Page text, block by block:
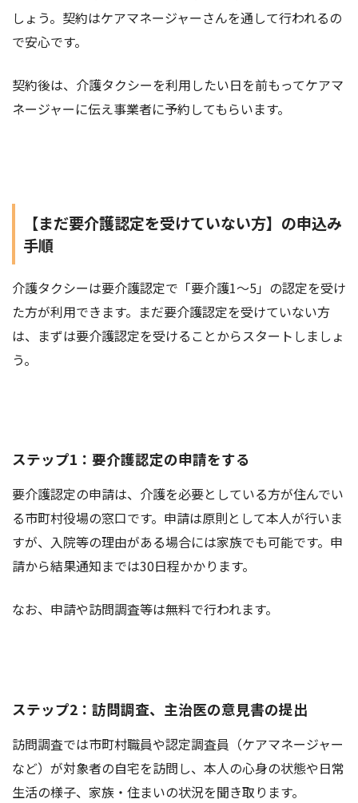
しょう。契約はケアマネージャーさんを通して行われるの
で安心です。
契約後は、介護タクシーを利用したい日を前もってケアマ
ネージャーに伝え事業者に予約してもらいます。
【まだ要介護認定を受けていない方】の申込み
手順
介護タクシーは要介護認定で「要介護1～5」の認定を受け
た方が利用できます。まだ要介護認定を受けていない方
は、まずは要介護認定を受けることからスタートしましょ
う。
ステップ1：要介護認定の申請をする
要介護認定の申請は、介護を必要としている方が住んでい
る市町村役場の窓口です。申請は原則として本人が行いま
すが、入院等の理由がある場合には家族でも可能です。申
請から結果通知までは30日程かかります。
なお、申請や訪問調査等は無料で行われます。
ステップ2：訪問調査、主治医の意見書の提出
訪問調査では市町村職員や認定調査員（ケアマネージャー
など）が対象者の自宅を訪問し、本人の心身の状態や日常
生活の様子、家族・住まいの状況を聞き取ります。